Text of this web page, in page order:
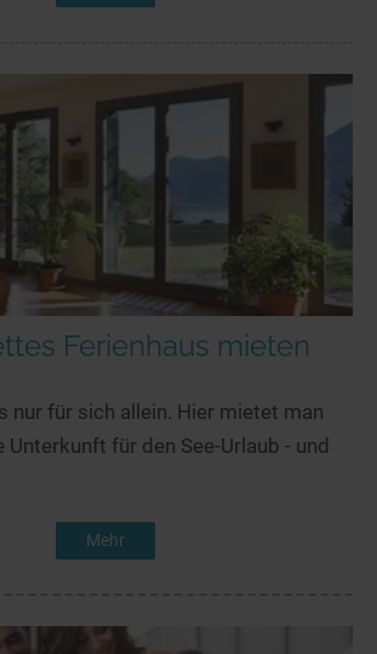
Ferienhaus mieten
nur für sich allein. Hier mietet man
Unterkunft für den See-Urlaub - und
Mehr